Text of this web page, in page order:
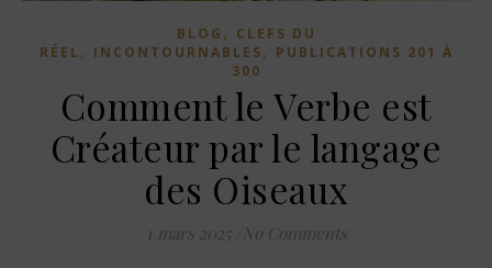
BLOG , CLEFS DU
RÉEL, INCONTOURNABLES, PUBLICATIONS 201 À
300
Comment le Verbe est
Créateur par le langage
des Oiseaux
1 mars 2025 No Comments